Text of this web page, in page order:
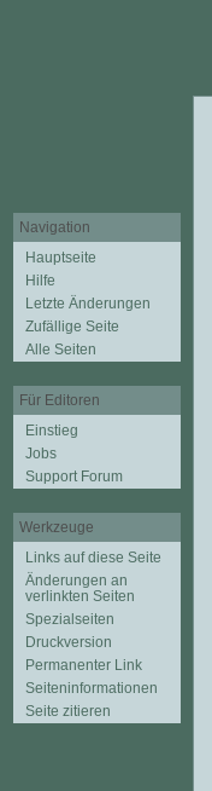
Navigation
Hauptseite
Hilfe
Letzte Änderungen
Zufällige Seite
Alle Seiten
Für Editoren
Einstieg
Jobs
Support Forum
Werkzeuge
Links auf diese Seite
Änderungen an
verlinkten Seiten
Spezialseiten
Druckversion
Permanenter Link
Seiten­informationen
Seite zitieren